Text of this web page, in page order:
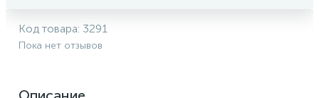
Код товара: 3291
Пока нет отзывов